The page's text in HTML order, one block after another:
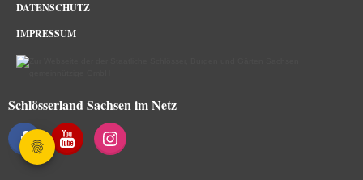
DATENSCHUTZ
IMPRESSUM
Schlösserland Sachsen im Netz